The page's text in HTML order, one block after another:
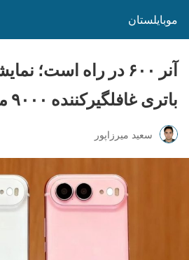
موبایلستان
آنر ۶۰۰ در راه است؛
باتری غافلگیرکننده ۹۰۰۰ میلی‌آمپرساعتی
سعید میرزاپور